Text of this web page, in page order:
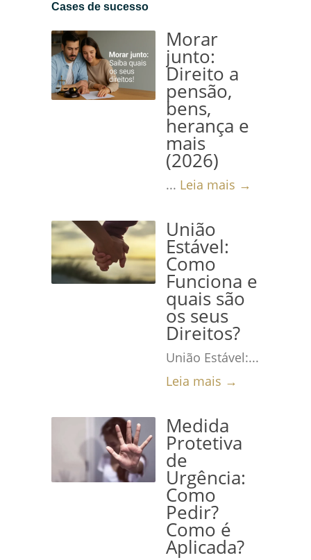
Cases de sucesso
Morar
junto:
Direito a
pensão,
bens,
herança e
mais
(2026)
... Leia mais →
União
Estável:
Como
Funciona e
quais são
os seus
Direitos?
União Estável:...
Leia mais →
Medida
Protetiva
de
Urgência:
Como
Pedir?
Como é
Aplicada?